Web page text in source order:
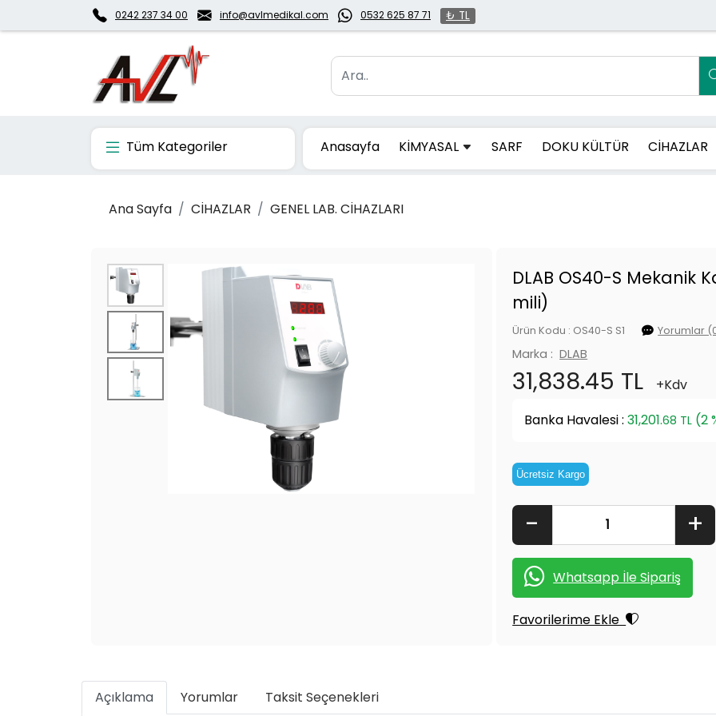
0242 237 34 00 info@avlmedikal.com 0532 625 87 71 ₺ TL
Tüm Kategoriler Anasayfa KİMYASAL SARF DOKU KÜLTÜR CİHAZLAR
Ana Sayfa CİHAZLAR GENEL LAB. CİHAZLARI
DLAB OS40-S Mekanik
mili)
Ürün Kodu : OS40-S S1 Yorumlar
Marka :DLAB
31,838.45 TL
+Kdv
Banka Havalesi :31,201.68 TL (2
Ücretsiz Kargo
- +
Whatsapp İle Sipariş
Favorilerime Ekle
Açıklama Yorumlar Taksit Seçenekleri